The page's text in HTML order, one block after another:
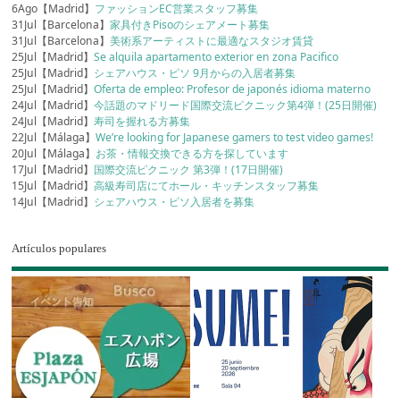
6Ago【Madrid】 ファッションEC営業スタッフ募集
31Jul【Barcelona】家具付きPisoのシェアメート募集
31Jul【Barcelona】美術系アーティストに最適なスタジオ賃貸
25Jul【Madrid】Se alquila apartamento exterior en zona Pacifico
25Jul【Madrid】 シェアハウス・ピソ 9月からの入居者募集
25Jul【Madrid】Oferta de empleo: Profesor de japonés idioma materno
24Jul【Madrid】今話題のマドリード国際交流ピクニック第4弾！(25日開催)
24Jul【Madrid】寿司を握れる方募集
22Jul【Málaga】We’re looking for Japanese gamers to test video games!
20Jul【Málaga】 お茶・情報交換できる方を探しています
17Jul【Madrid】 国際交流ピクニック 第3弾！(17日開催)
15Jul【Madrid】高級寿司店にてホール・キッチンスタッフ募集
14Jul【Madrid】 シェアハウス・ピソ入居者を募集
Artículos populares